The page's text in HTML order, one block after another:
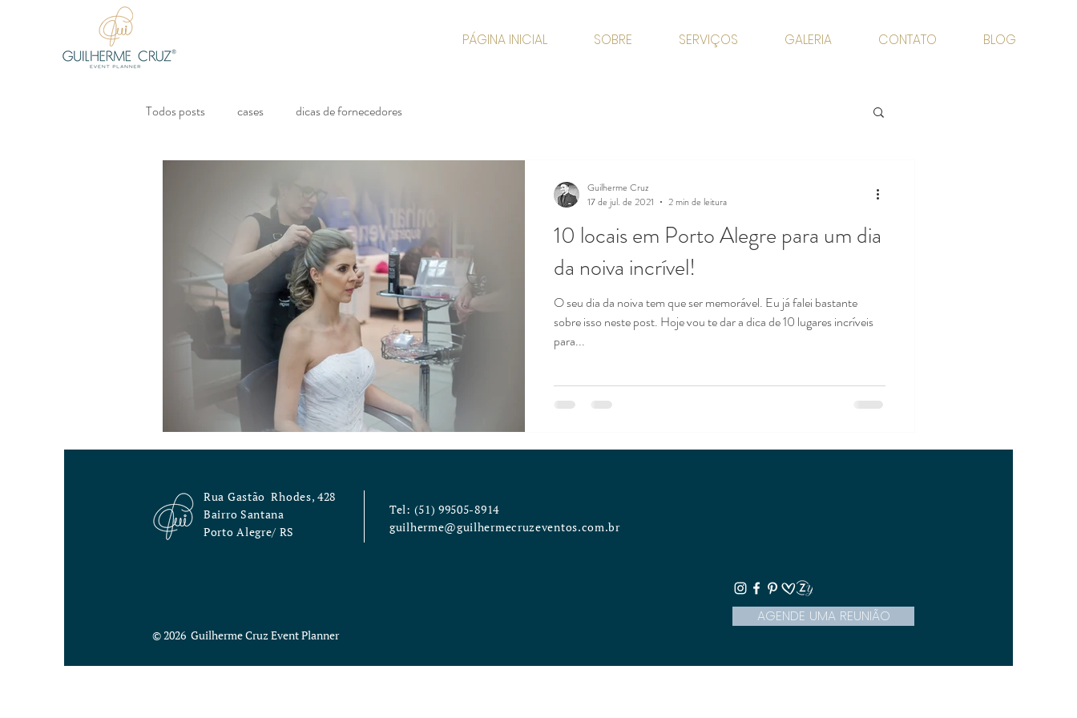
PÁGINA INICIAL SOBRE SERVIÇOS GALERIA CONTATO BLOG
Todos posts cases dicas de fornecedores
10 locais em Porto Alegre para um dia
da noiva incrível!
O seu dia da noiva tem que ser memorável. Eu já falei bastante
sobre isso neste post. Hoje vou te dar a dica de 10 lugares incríveis
para...
Guilherme Cruz
17 de jul. de 2021
2 min de leitura
Rua GastãoRhodes, 428
Bairro Santana
Porto Alegre/ RS
Tel: (51) 99505-8914
guilherme@guilhermecruzeventos.com.br
© 2026 Guilherme Cruz Event Planner
AGENDE UMA REUNIÃO